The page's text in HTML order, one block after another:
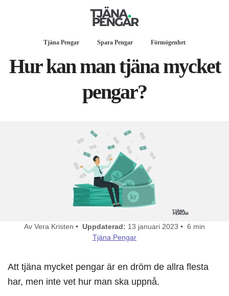
Tjäna Pengar Spara Pengar Förmögenhet
Hur kan man tjäna mycket
pengar?
Av Vera Kristen • Uppdaterad: 13 januari 2023 • 6 min
Tjäna Pengar
Att tjäna mycket pengar är en dröm de allra flesta
har, men inte vet hur man ska uppnå.